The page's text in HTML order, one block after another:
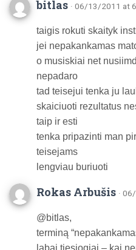
bitlas · 06/13/2011 at
taigis rokuti skaityk
jei nepakankamas
o musiskiai net
nepadaro
tad teisejui tenka ju
skaiciuoti rezultatus
taip ir esti
tenka pripazinti man
teisejams
lengviau buriuoti
Rokas Arbušis ·
@bitlas,
terminą
labai tiesiogiai – kai